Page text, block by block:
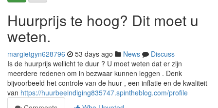
Huurprijs te hoog? Dit moet u
weten.
margietgyn628796 53 days ago News
Discuss
Is de huurprijs wellicht te duur ? U moet weten dat er zijn
meerdere redenen om in bezwaar kunnen leggen . Denk
bijvoorbeeld het controle van de huur , een inflatie en de kwaliteit
van https://huurbeeindiging835747.spintheblog.com/profile